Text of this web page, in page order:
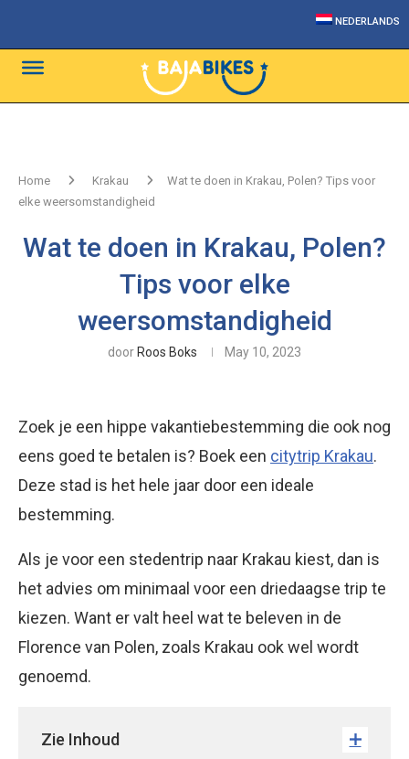
NEDERLANDS
Home Krakau
Wat te doen in Krakau, Polen? Tips voor
elke weersomstandigheid
Wat te doen in Krakau, Polen?
Tips voor elke
weersomstandigheid
door Roos Boks May 10, 2023
Zoek je een hippe vakantiebestemming die ook nog
eens goed te betalen is? Boek een citytrip Krakau.
Deze stad is het hele jaar door een ideale
bestemming.
Als je voor een stedentrip naar Krakau kiest, dan is
het advies om minimaal voor een driedaagse trip te
kiezen. Want er valt heel wat te beleven in de
Florence van Polen, zoals Krakau ook wel wordt
genoemd.
Zie Inhoud